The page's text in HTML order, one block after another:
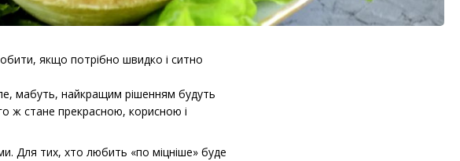
якщо потрібно швидко і ситно
мабуть, найкращим рішенням будуть
ж стане прекрасною, корисною і
Для тих, хто любить «по міцніше» буде